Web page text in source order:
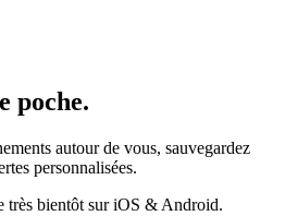
poche.
autour de vous, sauvegardez
personnalisées.
très bientôt sur iOS & Android.